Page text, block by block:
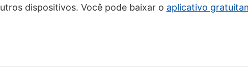
dispositivos. Você pode baixar o aplicativo